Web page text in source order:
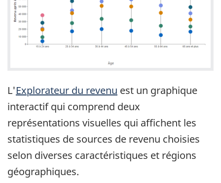
L'Explorateur du revenu est un graphique
interactif qui comprend deux
représentations visuelles qui affichent les
statistiques de sources de revenu choisies
selon diverses caractéristiques et régions
géographiques.